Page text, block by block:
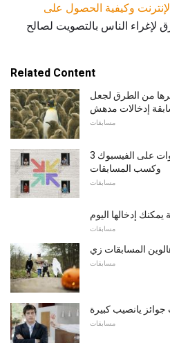
وكيفية الحصول على
لإغراء الناس بالتصويت لصالح
Related Content
من الطرق لجعل
إدخالات مدهش
مسابقات
3 طرق سهلة للحصول على أصوات على الفيسبوك
وكسب المسابقات
مسابقات
يمكنك إدخالها اليوم
مسابقات
المسابقات زي
مسابقات
يانصيب كبيرة
مسابقات